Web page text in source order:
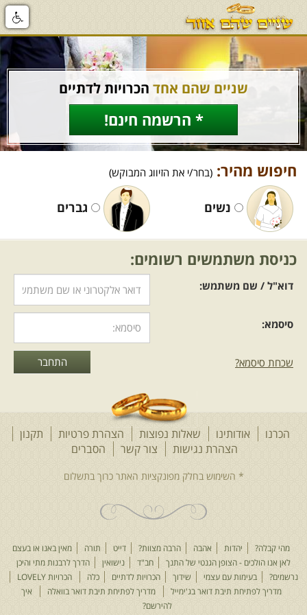
שניים שהם אחד הכרויות לדתיים
* הרשמה חינם!
חיפוש מהיר: (בחר/י את הזיווג המבוקש)
נשים גברים
כניסת משתמשים רשומים:
דוא"ל / שם משתמש:
סיסמא:
שכחת סיסמא?
הכרנו אודותינו שאלות נפוצות הצהרת פרטיות
תקנון
הצהרת נגישות
צור קשר הסברים
מהי קבלה? יהדות אהבה הרבה מצוות? דייט תורה
מאין באנו או בעצם
לאן אנו הולכים - הצופן הגנטי של התנך
חב"ד נישואין
הדרך לרבנות מתי והיכן
נרשמים?
בעימות עם עצמי שידוך הכרויות לדתיים כלה
הכרויות LOVELY
מדריך לפתיחת תיבת דואר בג'ימייל
מדריך לפתיחת תיבת דואר בוואלה
איך
להירשם?